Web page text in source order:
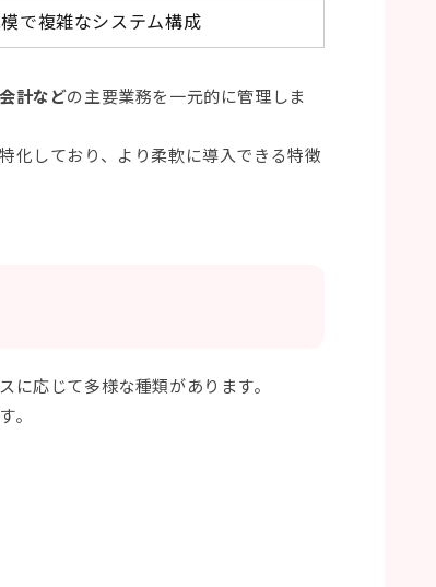
で複雑なシステム構成
計などの主要業務を一元的に管理しま
化しており、より柔軟に導入できる特徴
応じて多様な種類があります。
。